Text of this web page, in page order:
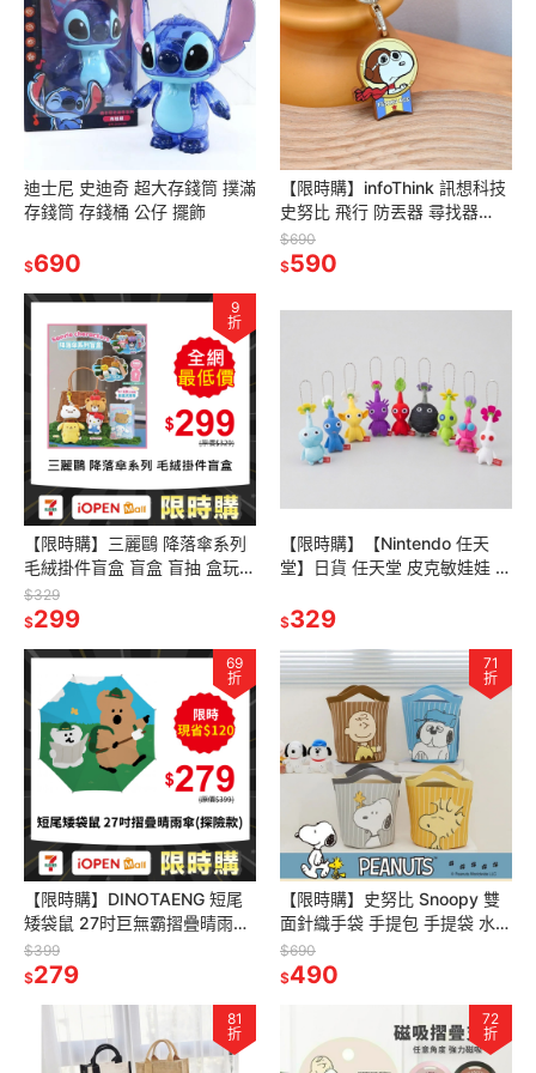
迪士尼 史迪奇 超大存錢筒 撲滿
存錢筒 存錢桶 公仔 擺飾
$690
【限時購】infoThink 訊想科技
史努比 飛行 防丟器 尋找器
iPhone尋找APP
$690
$590
9
折
【限時購】三麗鷗 降落傘系列
毛絨掛件盲盒 盲盒 盲抽 盒玩
娃娃 布丁狗 Kitty 大耳狗 帕恰
狗 美樂蒂 酷洛米
$329
$299
【限時購】【Nintendo 任天
堂】日貨 任天堂 皮克敏娃娃 皮
$329
69
折
【限時購】DINOTAENG 短尾
矮袋鼠 27时巨無霸摺疊晴雨
傘-探險款 雨傘 雨具 黑膠 遮陽
傘
$399
$279
71
折
【限時購】史努比 Snoopy 雙
面針織手袋 手提包 手提袋 水桶
包 針織包
$690
$490
81
折
72
折